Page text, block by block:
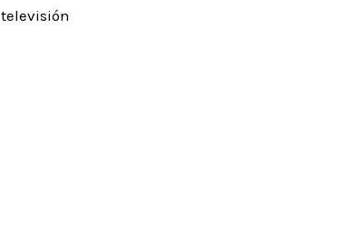
televisión